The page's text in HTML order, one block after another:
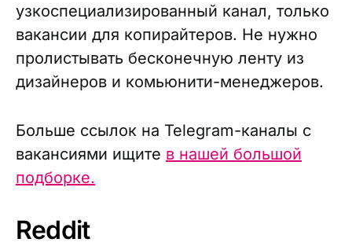
узкоспециализированный канал, только
вакансии для копирайтеров. Не нужно
пролистывать бесконечную ленту из
дизайнеров и комьюнити-менеджеров.
Больше ссылок на Telegram-каналы с
вакансиями ищите в нашей большой
подборке.
Reddit